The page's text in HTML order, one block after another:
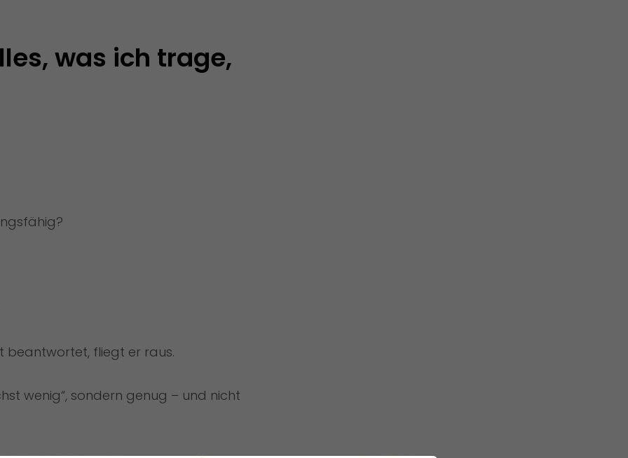
was ich trage,
beantwortet, fliegt er raus.
wenig“, sondern genug – und nicht